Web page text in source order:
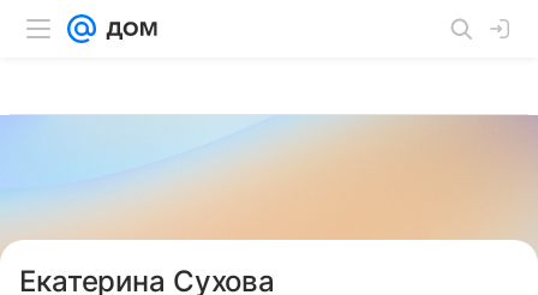
Екатерина Сухова